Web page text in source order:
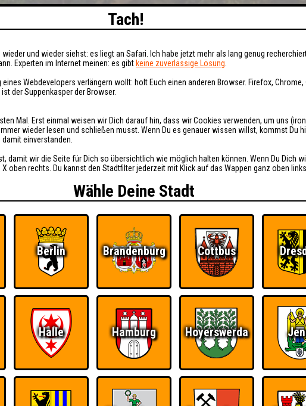
Tach!
und wieder siehst: es liegt an Safari. Ich habe jetzt mehr als lang genug
Experten im Internet meinen: es gibt keine zuverlässige Lösung
Webdevelopers verlängern wollt: holt Euch einen anderen Browser. Firefox, Chrome,
der Suppenkasper der Browser.
Mal. Erst einmal weisen wir Dich darauf hin, dass wir Cookies verwenden, um uns
wieder lesen und schließen musst. Wenn Du es genauer wissen willst, kommst Du
einverstanden.
damit wir die Seite für Dich so übersichtlich wie möglich halten können. Wenn Du Dich
oben rechts. Du kannst den Stadtfilter jederzeit mit Klick auf das Wappen ganz oben
Wähle Deine Stadt
Berlin Brandenburg Cottbus
Halle Hamburg Hoyerswerda